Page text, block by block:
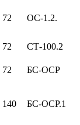
72 ОС-1.2.
72
СТ-100.2
72
БС-ОСР
140 БС-ОСР.1